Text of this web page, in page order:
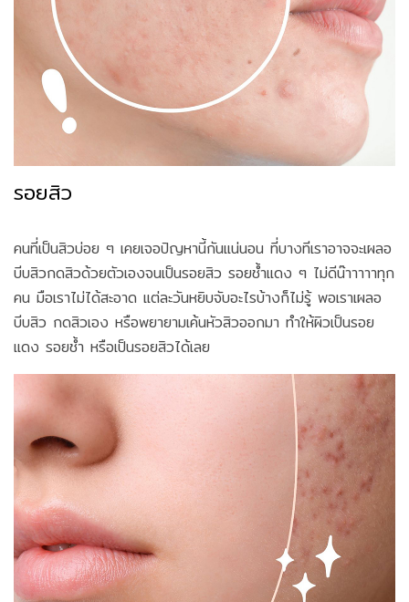
รอยสิว
คนที่เป็นสิวบ่อย ๆ เคยเจอปัญหานี้กันแน่นอน ที่บางทีเราอาจจะเผลอ
บีบสิวกดสิวด้วยตัวเองจนเป็นรอยสิว รอยช้ำแดง ๆ ไม่ดีน๊าาาาาทุก
คน มือเราไม่ได้สะอาด แต่ละวันหยิบจับอะไรบ้างก็ไม่รู้ พอเราเผลอ
บีบสิว กดสิวเอง หรือพยายามเค้นหัวสิวออกมา ทำให้ผิวเป็นรอย
แดง รอยช้ำ หรือเป็นรอยสิวได้เลย